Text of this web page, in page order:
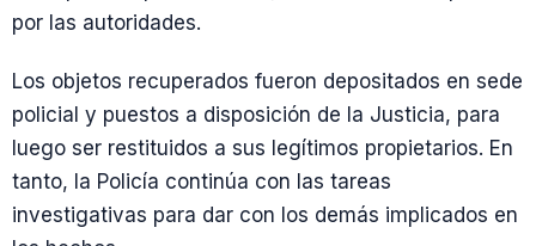
por las autoridades.
Los objetos recuperados fueron depositados en sede
policial y puestos a disposición de la Justicia, para
luego ser restituidos a sus legítimos propietarios. En
tanto, la Policía continúa con las tareas
investigativas para dar con los demás implicados en